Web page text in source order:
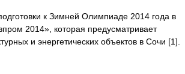
к Зимней Олимпиаде 2014 года в
2014», которая предусматривает
и энергетических объектов в Сочи [1].